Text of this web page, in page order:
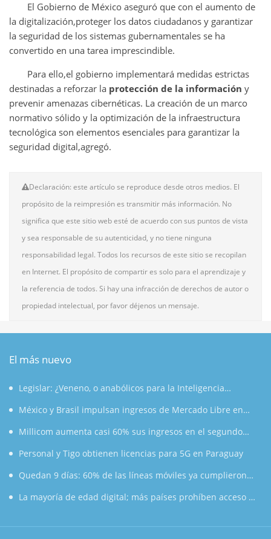
El Gobierno de México aseguró que con el aumento de
la digitalización,proteger los datos ciudadanos y garantizar
la seguridad de los sistemas gubernamentales se ha
convertido en una tarea imprescindible.
Para ello,el gobierno implementará medidas estrictas
destinadas a reforzar la protección de la información y
prevenir amenazas cibernéticas. La creación de un marco
normativo sólido y la optimización de la infraestructura
tecnológica son elementos esenciales para garantizar la
seguridad digital,agregó.
Declaración: este artículo se reproduce desde otros medios. El
propósito de la reimpresión es transmitir más información. No
significa que este sitio web esté de acuerdo con sus puntos de vista
y sea responsable de su autenticidad, y no tiene ninguna
responsabilidad legal. Todos los recursos de este sitio se recopilan
en Internet. El propósito de compartir es solo para el aprendizaje y
la referencia de todos. Si hay una infracción de derechos de autor o
propiedad intelectual, por favor déjenos un mensaje.
El más nuevo
Legislar: ¿Veneno, o anabólicos para la Inteligencia
Artificial?
México y Brasil impulsan ingresos de Mercado Libre en
segundo trimestre
Millicom aumenta casi 60% sus ingresos en el segundo
trimestre de 2026
Personal y Tigo obtienen licencias para 5G en Paraguay
Quedan 9 días: 60% de las líneas móviles ya cumplieron
con el registro en México
La mayoría de edad digital; más países prohíben acceso de